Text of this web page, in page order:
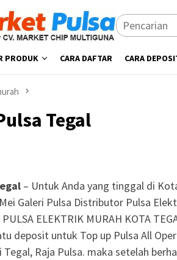
PRODUK CARA DAFTAR CARA
Tegal
– Untuk Anda yang tinggal di
Galeri Pulsa Distributor Pulsa
PULSA ELEKTRIK MURAH KOTA
deposit untuk Top up Pulsa All
Raja Pulsa. maka setelah